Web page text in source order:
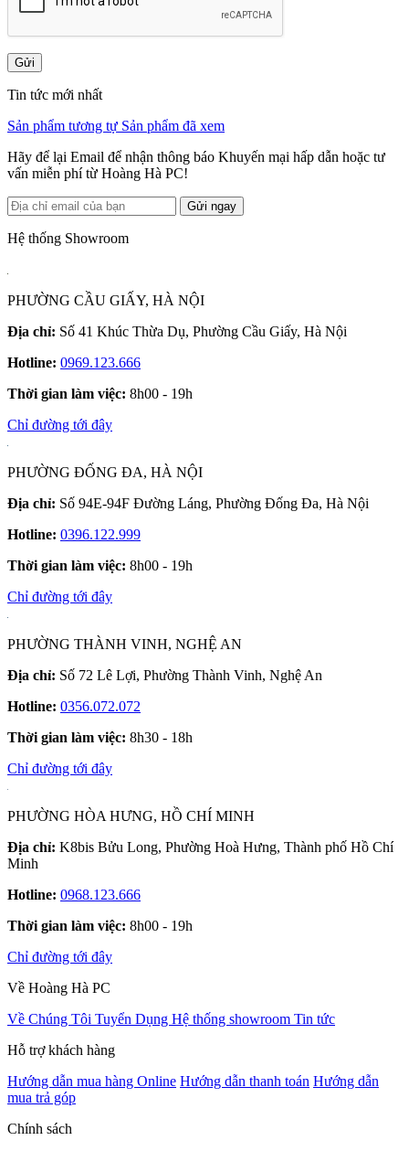
Gửi
Tin tức mới nhất
Sản phẩm tương tự Sản phẩm đã xem
Hãy để lại Email để nhận thông báo Khuyến mại hấp dẫn hoặc tư
vấn miễn phí từ Hoàng Hà PC!
Gửi ngay
Hệ thống Showroom
PHƯỜNG CẦU GIẤY, HÀ NỘI
Địa chỉ: Số 41 Khúc Thừa Dụ, Phường Cầu Giấy, Hà Nội
Hotline: 0969.123.666
Thời gian làm việc: 8h00 - 19h
Chỉ đường tới đây
PHƯỜNG ĐỐNG ĐA, HÀ NỘI
Địa chỉ: Số 94E-94F Đường Láng, Phường Đống Đa, Hà Nội
Hotline: 0396.122.999
Thời gian làm việc: 8h00 - 19h
Chỉ đường tới đây
PHƯỜNG THÀNH VINH, NGHỆ AN
Địa chỉ: Số 72 Lê Lợi, Phường Thành Vinh, Nghệ An
Hotline: 0356.072.072
Thời gian làm việc: 8h30 - 18h
Chỉ đường tới đây
PHƯỜNG HÒA HƯNG, HỒ CHÍ MINH
Địa chỉ: K8bis Bửu Long, Phường Hoà Hưng, Thành phố Hồ Chí
Minh
Hotline: 0968.123.666
Thời gian làm việc: 8h00 - 19h
Chỉ đường tới đây
Về Hoàng Hà PC
Về Chúng Tôi Tuyển Dụng Hệ thống showroom Tin tức
Hỗ trợ khách hàng
Hướng dẫn mua hàng Online Hướng dẫn thanh toán Hướng dẫn
mua trả góp
Chính sách